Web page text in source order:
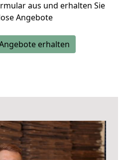
aus und erhalten Sie
Angebote
erhalten